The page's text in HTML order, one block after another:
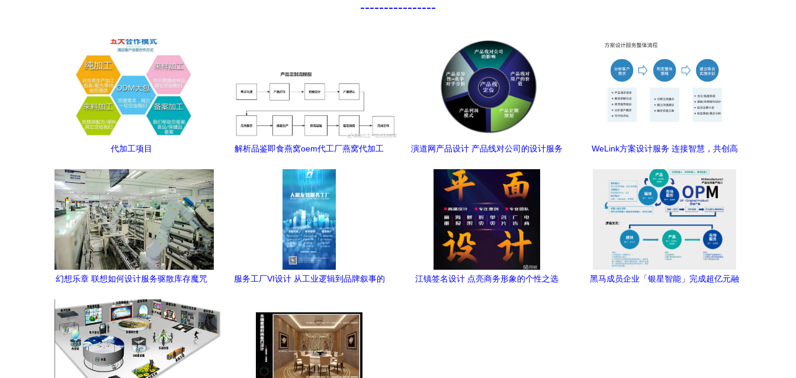
----------------
代加工项目
解析品鉴即食燕窝oem代工厂燕窝代加工
演道网产品设计 产品线对公司的设计服务
WeLink方案设计服务 连接智慧，共创高
幻想乐章 联想如何设计服务驱散库存魔咒
服务工厂VI设计 从工业逻辑到品牌叙事的
江镇签名设计 点亮商务形象的个性之选
黑马成员企业「银星智能」完成超亿元融